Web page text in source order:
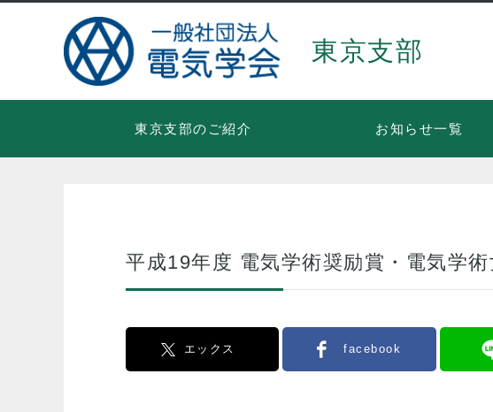
東京支部
東京支部のご紹介 お知らせ一覧
平成19年度 電気学術奨励賞・電気学
エックス facebook